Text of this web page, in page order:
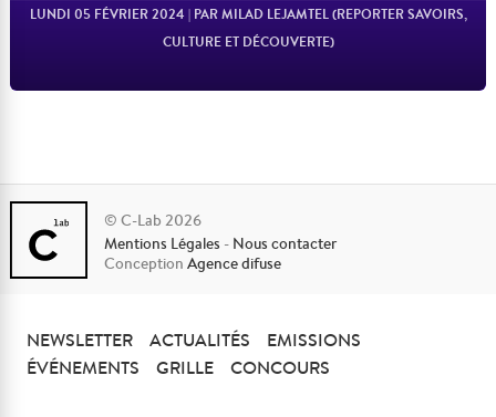
LUNDI 05 FÉVRIER 2024 | PAR MILAD LEJAMTEL (REPORTER SAVOIRS,
CULTURE ET DÉCOUVERTE)
Lire l'article
© C-Lab 2026
Mentions Légales - Nous contacter
ConceptionAgence difuse
NEWSLETTER ACTUALITÉS
EMISSIONS
ÉVÉNEMENTS
GRILLE CONCOURS